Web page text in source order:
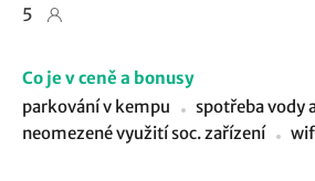
5
Co je v ceně a bonusy
parkování v kempu
spotřeba vody
neomezené využití soc. zařízení